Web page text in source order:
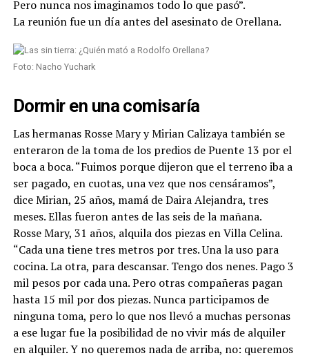
Pero nunca nos imaginamos todo lo que pasó”.
La reunión fue un día antes del asesinato de Orellana.
Foto: Nacho Yuchark
Dormir en una comisaría
Las hermanas Rosse Mary y Mirian Calizaya también se
enteraron de la toma de los predios de Puente 13 por el
boca a boca. “Fuimos porque dijeron que el terreno iba a
ser pagado, en cuotas, una vez que nos censáramos”,
dice Mirian, 25 años, mamá de Daira Alejandra, tres
meses. Ellas fueron antes de las seis de la mañana.
Rosse Mary, 31 años, alquila dos piezas en Villa Celina.
“Cada una tiene tres metros por tres. Una la uso para
cocina. La otra, para descansar. Tengo dos nenes. Pago 3
mil pesos por cada una. Pero otras compañeras pagan
hasta 15 mil por dos piezas. Nunca participamos de
ninguna toma, pero lo que nos llevó a muchas personas
a ese lugar fue la posibilidad de no vivir más de alquiler
en alquiler. Y no queremos nada de arriba, no: queremos